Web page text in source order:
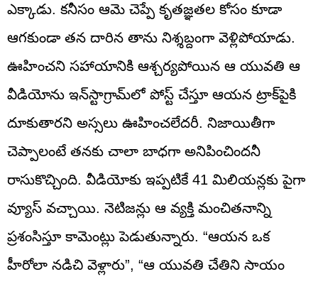
ఎక్కాడు. కనీసం ఆమె చెప్పే కృతజ్ఞతల కోసం కూడా
ఆగకుండా తన దారిన తాను నిశ్శబ్దంగా వెళ్లిపోయాడు.
ఊహించని సహాయానికి ఆశ్చర్యపోయిన ఆ యువతి ఆ
వీడియోను ఇన్‌స్టాగ్రామ్‌లో పోస్ట్ చేస్తూ ఆయన ట్రాక్‌పైకి
దూకుతారని అస్సలు ఊహించలేదరీ. నిజాయితీగా
చెప్పాలంటే తనకు చాలా బాధగా అనిపించిందనీ
రాసుకొచ్చింది. వీడియోకు ఇప్పటికే 41 మిలియన్లకు పైగా
వ్యూస్ వచ్చాయి. నెటిజన్లు ఆ వ్యక్తి మంచితనాన్ని
ప్రశంసిస్తూ కామెంట్లు పెడుతున్నారు. “ఆయన ఒక
హీరోలా నడిచి వెళ్లారు”, “ఆ యువతి చేతిని సాయం